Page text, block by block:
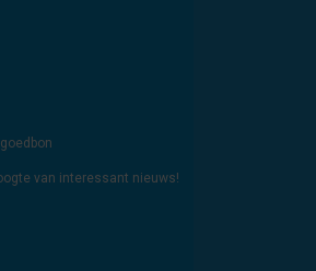
van interessant nieuws!